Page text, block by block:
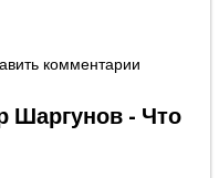
редактора - Дороги,
комментарии
Шаргунов - Что